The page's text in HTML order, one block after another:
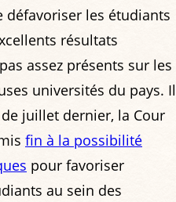
les étudiants
résultats
assez présents sur les
universités du pays. Il
juillet dernier, la Cour
fin à la possibilité
pour favoriser
au sein des